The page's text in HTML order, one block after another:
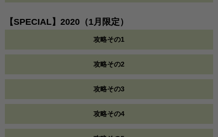
【SPECIAL】2020（1月限定）
攻略その1
攻略その2
攻略その3
攻略その4